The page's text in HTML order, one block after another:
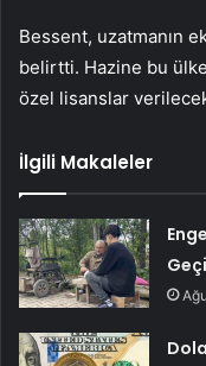
Bessent, uzatmanın
belirtti. Hazine bu
özel lisanslar
İlgili Makaleler